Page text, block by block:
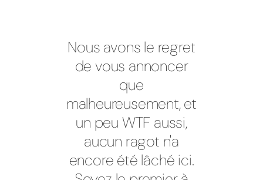
Nous avons le regret
de vous annoncer
que
malheureusement, et
un peu WTF aussi,
aucun ragot n'a
encore été lâché ici.